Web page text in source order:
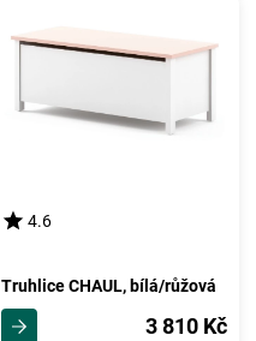
4.6
Truhlice CHAUL, bílá/růžová
3 810 Kč